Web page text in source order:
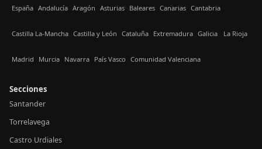
España Andalucía Aragón Asturias Baleares Canarias Cantabria
Castilla La-Mancha Castilla y León Cataluña Extremadura Galicia La Rioja
Madrid Murcia Navarra País Vasco Comunidad Valenciana
Secciones
Santander
Torrelavega
Castro Urdiales